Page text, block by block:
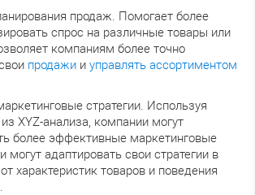
продаж. Помогает более
спрос на различные товары или
компаниям более точно
продажи и управлять ассортиментом
стратегии. Используя
XYZ-анализа, компании могут
более эффективные маркетинговые
могут адаптировать свои стратегии в
характеристик товаров и поведения